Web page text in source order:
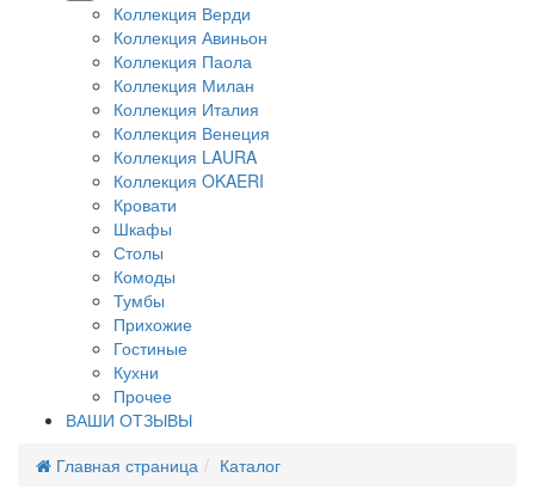
Коллекция Верди
Коллекция Авиньон
Коллекция Паола
Коллекция Милан
Коллекция Италия
Коллекция Венеция
Коллекция LAURA
Коллекция OKAERI
Кровати
Шкафы
Столы
Комоды
Тумбы
Прихожие
Гостиные
Кухни
Прочее
ВАШИ ОТЗЫВЫ
Главная страница
Каталог